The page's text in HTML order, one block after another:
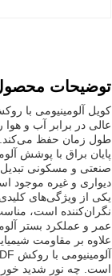
توضیحات
عالی در برابر آب و
طول زمان حفظ می‌کند.
صنعتی و مسکونی
دیواری و غیره موجود
نگران‌کننده است،
عمر و عملکرد بستر